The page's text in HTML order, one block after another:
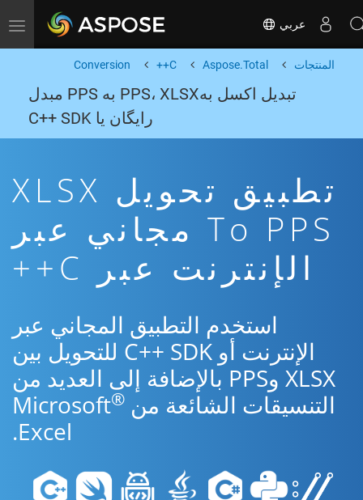
Toggle navigation عربي
المنتجات Aspose.Total
C++
Conversion
تبدیل اکسل بهPPS، XLSX به PPS مبدل
رایگان یا C++ SDK
تطبيق تحويل XLSX
To PPS مجاني عبر
الإنترنت عبر C++
استخدم التطبيق المجاني عبر
الإنترنت أو C++ SDK للتحويل بين
XLSX وPPS بالإضافة إلى العديد من
التنسيقات الشائعة من Microsoft ®
Excel.